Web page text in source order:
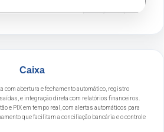
Caixa
com abertura e fechamento automático, registro
e integração direta com relatórios financeiros.
e PIX em tempo real, com alertas automáticos para
que facilitam a conciliação bancária e o controle